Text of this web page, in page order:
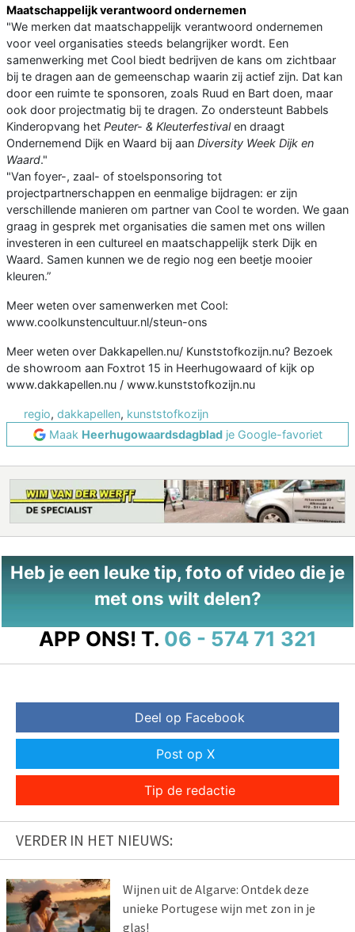
Maatschappelijk verantwoord ondernemen
"We merken dat maatschappelijk verantwoord ondernemen
voor veel organisaties steeds belangrijker wordt. Een
samenwerking met Cool biedt bedrijven de kans om zichtbaar
bij te dragen aan de gemeenschap waarin zij actief zijn. Dat kan
door een ruimte te sponsoren, zoals Ruud en Bart doen, maar
ook door projectmatig bij te dragen. Zo ondersteunt Babbels
Kinderopvang het Peuter- & Kleuterfestivalen draagt
Ondernemend Dijk en Waard bij aan Diversity Week Dijk en
Waard."
"Van foyer-, zaal- of stoelsponsoring tot
projectpartnerschappen en eenmalige bijdragen: er zijn
verschillende manieren om partner van Cool te worden. We gaan
graag in gesprek met organisaties die samen met ons willen
investeren in een cultureel en maatschappelijk sterk Dijk en
Waard. Samen kunnen we de regio nog een beetje mooier
kleuren.”
Meer weten over samenwerken met Cool:
www.coolkunstencultuur.nl/steun-ons
Meer weten over Dakkapellen.nu/ Kunststofkozijn.nu? Bezoek
de showroom aan Foxtrot 15 in Heerhugowaard of kijk op
www.dakkapellen.nu / www.kunststofkozijn.nu
regio, dakkapellen, kunststofkozijn
Maak Heerhugowaardsdagbladje Google-favoriet
Heb je een leuke tip, foto of video die je
met ons wilt delen?
APP ONS! T. 06 - 574 71 321
Deel op Facebook
Post op X
Tip de redactie
VERDER IN HET NIEUWS:
Wijnen uit de Algarve: Ontdek deze
unieke Portugese wijn met zon in je
glas!